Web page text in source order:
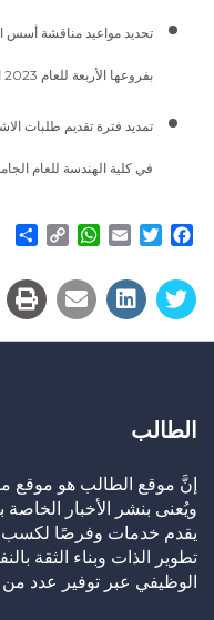
تحديد مواعيد مناقشة أسس
بفروعها الأربعة للعام 2023 الدورة العادية
تمديد فترة تقديم طلبات
في كلية الهندسة للعام الجامعي 2023 –
Facebook
Twitter
Email
Copy
الطالب
إنَّ موقع الطالب هو موقع
ويُعنى بنشر الأخبار
يقدم خدمات وفرصًا لكسب
تطوير الذات وبناء الثقة
الوظيفي عبر توفير عدد